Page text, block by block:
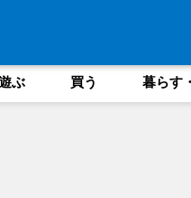
ぶ 買う 暮らす